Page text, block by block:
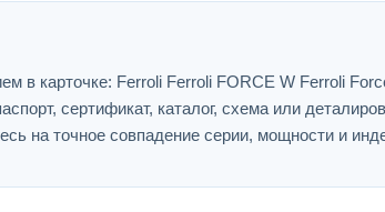
в карточке: Ferroli Ferroli FORCE W Ferroli
сертификат, каталог, схема или
на точное совпадение серии, мощности и